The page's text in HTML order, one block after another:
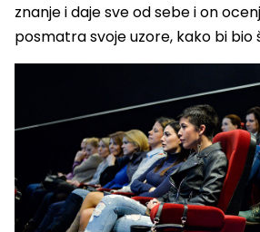
znanje i daje sve od sebe i on
posmatra svoje uzore, kako bi bio